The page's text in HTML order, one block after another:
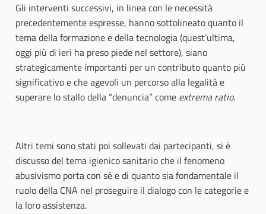
Gli interventi successivi, in linea con le necessità
precedentemente espresse, hanno sottolineato quanto il
tema della formazione e della tecnologia (quest’ultima,
oggi più di ieri ha preso piede nel settore), siano
strategicamente importanti per un contributo quanto più
significativo e che agevoli un percorso alla legalità e
superare lo stallo della “denuncia” come extrema ratio.
Altri temi sono stati poi sollevati dai partecipanti, si è
discusso del tema igienico sanitario che il fenomeno
abusivismo porta con sé e di quanto sia fondamentale il
ruolo della CNA nel proseguire il dialogo con le categorie e
la loro assistenza.